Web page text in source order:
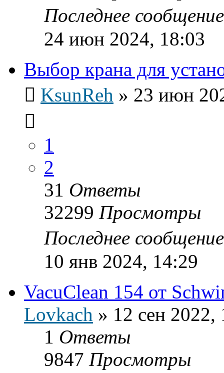
Последнее
24 июн 2024, 18:03
Выбор крана для
KsunReh » 23 июн
1
2
31 Ответы
32299 Просмотры
Последнее
10 янв 2024, 14:29
VacuClean 154 от
Lovkach » 12 сен 2022,
1 Ответы
9847 Просмотры